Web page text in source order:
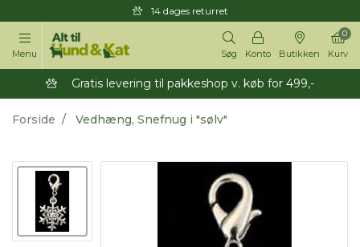
14 dages returret
Menu Søg Konto Butikken Kurv
0
Gratis levering til pakkeshop v. køb for 499,-
Forside Vedhæng, Snefnug i "sølv"